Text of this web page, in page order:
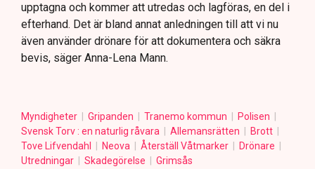
upptagna och kommer att utredas och lagföras, en del i
efterhand. Det är bland annat anledningen till att vi nu
även använder drönare för att dokumentera och säkra
bevis, säger Anna-Lena Mann.
Myndigheter Gripanden Tranemo kommun
Polisen
Svensk Torv : en naturlig råvara
Allemansrätten
Brott
Tove Lifvendahl
Neova Återställ Våtmarker
Drönare
Utredningar
Skadegörelse Grimsås